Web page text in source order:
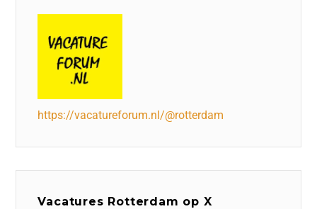
https://vacatureforum.nl/@rotterdam
Vacatures Rotterdam op X